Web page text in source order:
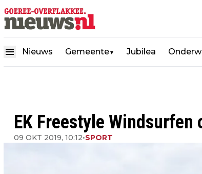
Nieuws Gemeente▼ Jubilea
EK Freestyle Windsurfen
09 OKT 2019, 10:12•SPORT